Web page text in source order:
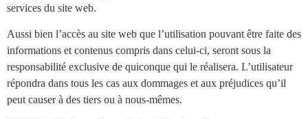
services du site web.
Aussi bien l’accès au site web que l’utilisation pouvant être faite des
informations et contenus compris dans celui-ci, seront sous la
responsabilité exclusive de quiconque qui le réalisera. L’utilisateur
répondra dans tous les cas aux dommages et aux préjudices qu’il
peut causer à des tiers ou à nous-mêmes.